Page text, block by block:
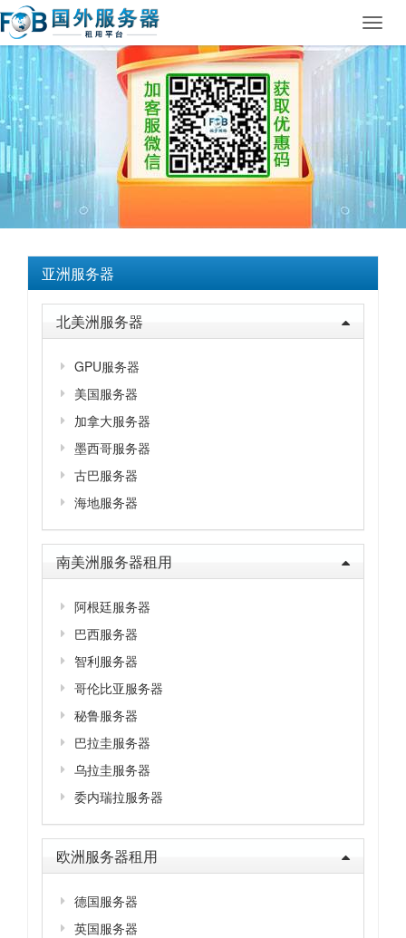
亚洲服务器
北美洲服务器
GPU服务器
美国服务器
加拿大服务器
墨西哥服务器
古巴服务器
海地服务器
南美洲服务器租用
阿根廷服务器
巴西服务器
智利服务器
哥伦比亚服务器
秘鲁服务器
巴拉圭服务器
乌拉圭服务器
委内瑞拉服务器
欧洲服务器租用
德国服务器
英国服务器